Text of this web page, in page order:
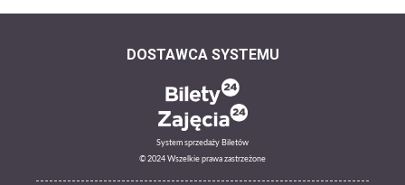
DOSTAWCA SYSTEMU
System sprzedaży Biletów
© 2024 Wszelkie prawa zastrzeżone